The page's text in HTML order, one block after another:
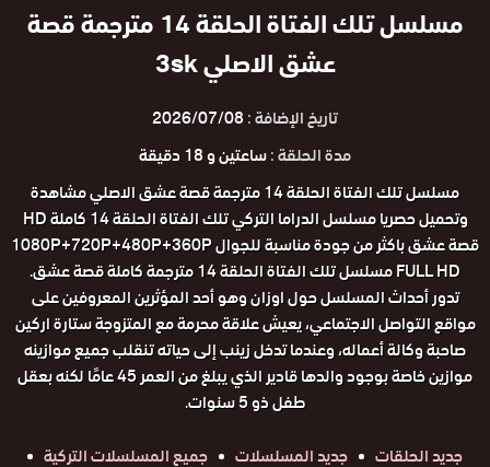
مسلسل تلك الفتاة الحلقة 14 مترجمة قصة
عشق الاصلي 3sk
تاريخ الإضافة :2026/07/08
مدة الحلقة :ساعتين و 18 دقيقة
مسلسل تلك الفتاة الحلقة 14 مترجمة قصة عشق الاصلي مشاهدة
وتحميل حصريا مسلسل الدراما التركي تلك الفتاة الحلقة 14 كاملة HD
قصة عشق باكثر من جودة مناسبة للجوال 1080P+720P+480P+360P
FULL HD مسلسل تلك الفتاة الحلقة 14 مترجمة كاملة قصة عشق.
تدور أحداث المسلسل حول اوزان وهو أحد المؤثرين المعروفين على
مواقع التواصل الاجتماعي، يعيش علاقة محرمة مع المتزوجة ستارة اركين
صاحبة وكالة أعماله، وعندما تدخل زينب إلى حياته تنقلب جميع موازينه
موازين خاصة بوجود والدها قادير الذي يبلغ من العمر 45 عامًا لكنه بعقل
طفل ذو 5 سنوات.
جديد الحلقات
جديد المسلسلات جميع المسلسلات التركية